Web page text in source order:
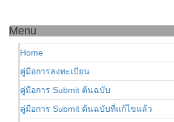
Menu
Home
คู่มือการลงทะเบียน
คู่มือการ Submit ต้นฉบับ
คู่มือการ Submit ต้นฉบับที่แก้ไขแล้ว